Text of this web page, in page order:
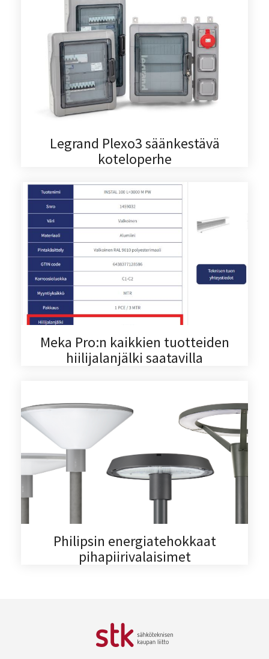
Legrand Plexo3 säänkestävä
koteloperhe
Meka Pro:n kaikkien tuotteiden
hiilijalanjälki saatavilla
Philipsin energiatehokkaat
pihapiirivalaisimet